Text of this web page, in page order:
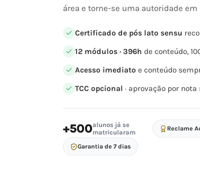
área e torne-se uma autoridade
Certificado de pós lato sensu
12 módulos · 396h de conteúdo,
Acesso imediato e conteúdo
TCC opcional · aprovação por
+500alunos já se
matricularam
Reclame
Garantia de 7 dias